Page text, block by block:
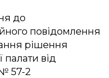
до
повідомлення
рішення
палати від
57-2